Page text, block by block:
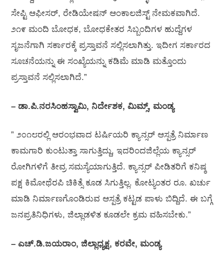
ಸೇಪ್ಟಿ ಆಫೀಸರ್, ರೇಡಿಯೇಷನ್ ಆಂಕಾಲಜಿಸ್ಟ್ ನೇಮಕವಾಗಿದೆ.
೨೧೯ ಮಂದಿ ಬೋಧಕ, ಬೋಧಕೇತರ ಸಿಬ್ಬಂದಿಗಳ ಹುದ್ದೆಗಳ
ಸೃಜನೆಗಾಗಿ ಸರ್ಕಾರಕ್ಕೆ ಪ್ರಸ್ತಾವನೆ ಸಲ್ಲಿಸಲಾಗಿತ್ತು. ಇದೀಗ ಸರ್ಕಾರದ
ಸೂಚನೆಯನ್ನು ಈ ಸಂಖ್ಯೆಯನ್ನು ಕಡಿಮೆ ಮಾಡಿ ಮತ್ತೊಂದು
ಪ್ರಸ್ತಾವನೆ ಸಲ್ಲಿಸಲಾಗಿದೆ.”
– ಡಾ.ಪಿ.ನರಸಿಂಹಸ್ವಾಮಿ, ನಿರ್ದೇಶಕ, ಮಿಮ್ಸ್, ಮಂಡ್ಯ
” ೨೦೧೮ರಲ್ಲಿ ಆರಂಭವಾದ ಟರ್ಷಿಯರಿ ಕ್ಯಾನ್ಸರ್ ಆಸ್ಪತ್ರೆ ನಿರ್ಮಾಣ
ಕಾಮಗಾರಿ ಕುಂಟುತ್ತಾ ಸಾಗುತ್ತಿದ್ದು, ಇದರಿಂದಜಿಲ್ಲೆಯ ಕ್ಯಾನ್ಸರ್
ರೋಗಿಗಳಿಗೆ ತೀವ್ರ ಸಮಸ್ಯೆಯಾಗುತ್ತಿದೆ. ಕ್ಯಾನ್ಸರ್ ಪೀಡಿತರಿಗೆ ಕನಿಷ್ಠ
ಪಕ್ಷ ಕಿಮೋಥೆರಪಿ ಚಿಕಿತ್ಸೆ ಕೂಡ ಸಿಗುತ್ತಿಲ್ಲ. ಕೋಟ್ಯಂತರ ರೂ. ಖರ್ಚು
ಮಾಡಿ ನಿರ್ಮಾಣಗೊಂಡಿರುವ ಆಸ್ಪತ್ರೆ ಕಟ್ಟಡ ಪಾಳು ಬಿದ್ದಿದೆ. ಈ ಬಗ್ಗೆ
ಜನಪ್ರತಿನಿಧಿಗಳು, ಜಿಲ್ಲಾಡಳಿತ ಕೂಡಲೇ ಕ್ರಮ ವಹಿಸಬೇಕು.”
– ಎಚ್.ಡಿ.ಜಯರಾಂ, ಜಿಲ್ಲಾಧ್ಯಕ್ಷ, ಕರವೇ, ಮಂಡ್ಯ